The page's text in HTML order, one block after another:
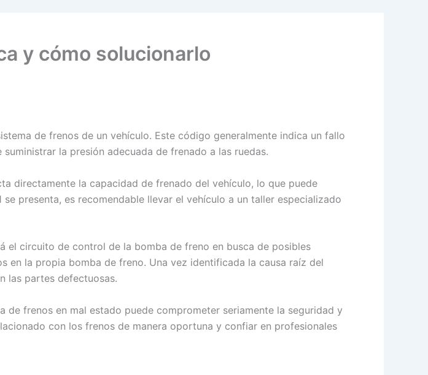
y cómo solucionarlo
de frenos de un vehículo. Este código generalmente indica un fallo
la presión adecuada de frenado a las ruedas.
directamente la capacidad de frenado del vehículo, lo que puede
presenta, es recomendable llevar el vehículo a un taller especializado
el circuito de control de la bomba de freno en busca de posibles
en la propia bomba de freno. Una vez identificada la causa raíz del
las partes defectuosas.
frenos en mal estado puede comprometer seriamente la seguridad y
con los frenos de manera oportuna y confiar en profesionales